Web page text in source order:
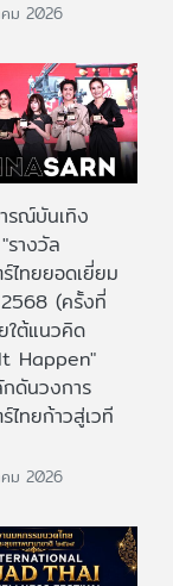
ม 2026
รณ์บันเทิง
รางวัล
ไทยยอดเยี่ยม
2568 (ครั้งที่
ใต้แนวคิด
Happen"
ดันวงการ
ไทยก้าวสู่เวที
ม 2026